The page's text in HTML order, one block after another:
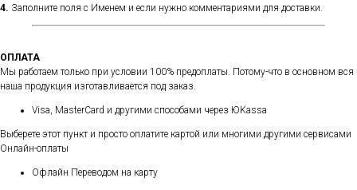
4. Заполните поля с Именем и если нужно комментариями для доставки.
ОПЛАТА
Мы работаем только при условии 100% предоплаты. Потому-что в основном вся
наша продукция изготавливается под заказ.
Visa, MasterCard и другими способами через ЮKassa
Выберете этот пункт и просто оплатите картой или многими другими сервисами
Онлайн-оплаты
Офлайн Переводом на карту